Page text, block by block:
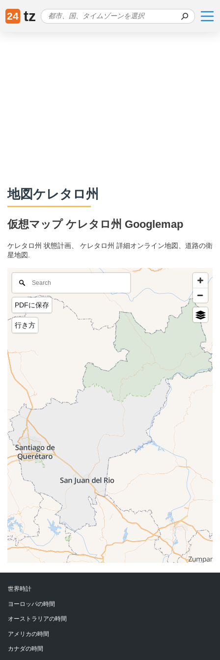
24 tz
地図ケレタロ州
仮想マップ ケレタロ州 Googlemap
ケレタロ州 状態計画、 ケレタロ州 詳細オンライン地図、道路の衛
星地図.
PDFに保存
行き方
世界時計
ヨーロッパの時間
オーストラリアの時間
アメリカの時間
カナダの時間